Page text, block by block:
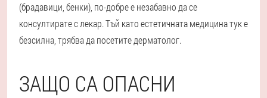
(брадавици, бенки), по-добре е незабавно да се
консултирате с лекар. Тъй като естетичната медицина тук е
безсилна, трябва да посетите дерматолог.
ЗАЩО СА ОПАСНИ